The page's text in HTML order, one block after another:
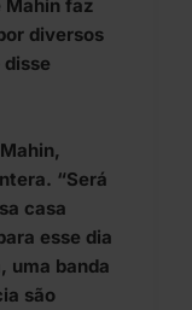
Mahin faz
diversos
“Será
casa
esse dia
uma banda
são